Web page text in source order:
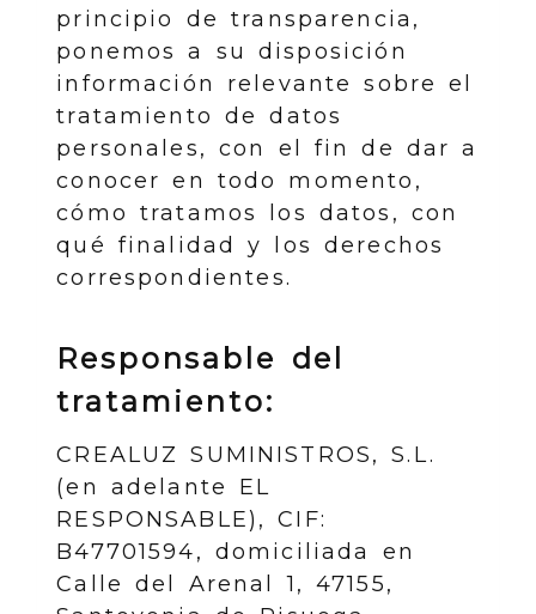
principio de transparencia,
ponemos a su disposición
información relevante sobre el
tratamiento de datos
personales, con el fin de dar a
conocer en todo momento,
cómo tratamos los datos, con
qué finalidad y los derechos
correspondientes.
Responsable del
tratamiento:
CREALUZ SUMINISTROS, S.L.
(en adelante EL
RESPONSABLE),CIF:
B47701594, domiciliada en
Calle del Arenal 1 , 47155,